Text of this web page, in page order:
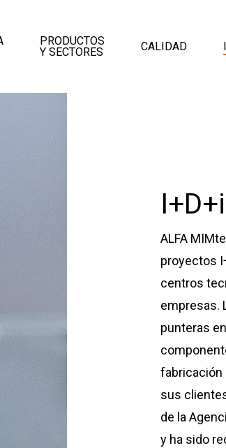
PRODUCTOS
Y SECTORES
CALIDAD
I+D+i
ALFA
proyectos
centros
empresas.
punteras
fabricación
sus
de la
y ha sido